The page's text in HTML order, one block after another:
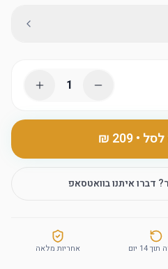
1
לסל •
‏209 ₪
דברו איתנו בוואטסאפ
14 יום אחריות מלאה